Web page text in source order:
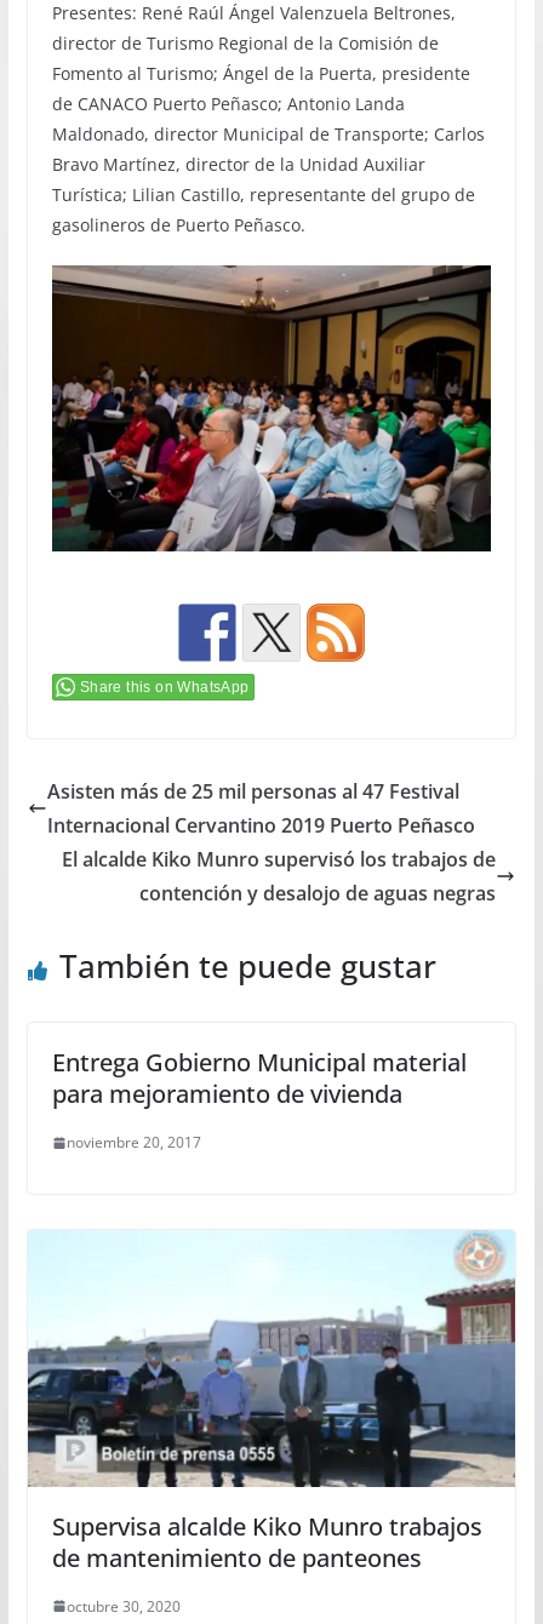
Presentes: René Raúl Ángel Valenzuela Beltrones,
director de Turismo Regional de la Comisión de
Fomento al Turismo; Ángel de la Puerta, presidente
de CANACO Puerto Peñasco; Antonio Landa
Maldonado, director Municipal de Transporte; Carlos
Bravo Martínez, director de la Unidad Auxiliar
Turística; Lilian Castillo, representante del grupo de
gasolineros de Puerto Peñasco.
Share this on WhatsApp
Asisten más de 25 mil personas al 47 Festival
Internacional Cervantino 2019 Puerto Peñasco
El alcalde Kiko Munro supervisó los trabajos de
contención y desalojo de aguas negras
También te puede gustar
Entrega Gobierno Municipal material
para mejoramiento de vivienda
noviembre 20, 2017
Supervisa alcalde Kiko Munro trabajos
de mantenimiento de panteones
octubre 30, 2020